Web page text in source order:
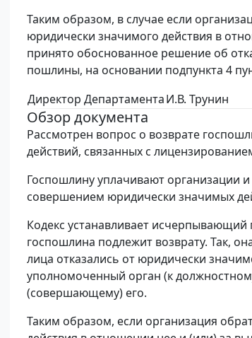
Таким образом, в случае если
юридически значимого действия в
принято обоснованное решение об
пошлины, на основании подпункта 4
Директор ДепартаментаИ.В. Трунин
Обзор документа
Рассмотрен вопрос о возврате
действий, связанных с
Госпошлину уплачивают организации
совершением юридически значимых
Кодекс устанавливает исчерпывающий
госпошлина подлежит возврату. Так,
лица отказались от юридически
уполномоченный орган (к
(совершающему) его.
Таким образом, если организация